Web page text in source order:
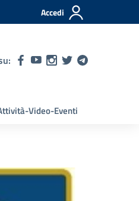
Accedi
Video-Eventi